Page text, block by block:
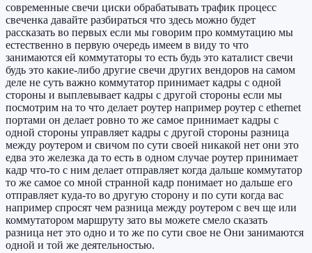
современные свечи циски обрабатывать трафик процесс
свеченка давайте разбираться что здесь можно будет
рассказать во первых если мы говорим про коммутацию мы
естественно в первую очередь имеем в виду то что
занимаются ей коммутаторы то есть будь это каталист свечи
будь это какие-либо другие свечи других вендоров на самом
деле не суть важно коммутатор принимает кадры с одной
стороны и выплевывает кадры с другой стороны если мы
посмотрим на то что делает роутер например роутер с ethernet
портами он делает ровно то же самое принимает кадры с
одной стороны управляет кадры с другой стороны разница
между роутером и свичом по сути своей никакой нет они это
едва это железка да то есть в одном случае роутер принимает
кадр что-то с ним делает отправляет когда дальше коммутатор
то же самое со мной странной кадр понимает но дальше его
отправляет куда-то во другую сторону и по сути когда вас
например спросят чем разница между роутером с веч ще или
коммутатором маршруту зато вы можете смело сказать
разница нет это одно и то же по сути свое не Они занимаются
одной и той же деятельностью.